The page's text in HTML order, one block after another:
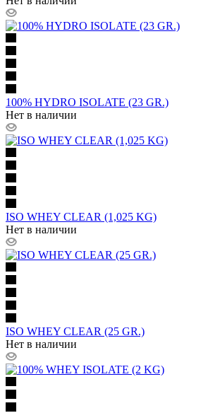
100% HYDRO ISOLATE (23 GR.)
Нет в наличии
ISO WHEY CLEAR (1,025 KG)
Нет в наличии
ISO WHEY CLEAR (25 GR.)
Нет в наличии